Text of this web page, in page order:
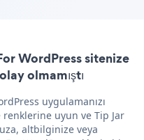
WordPress sitenize
olmamıştı
uygulamanızı
uyun ve Tip Jar
altbilginize veya